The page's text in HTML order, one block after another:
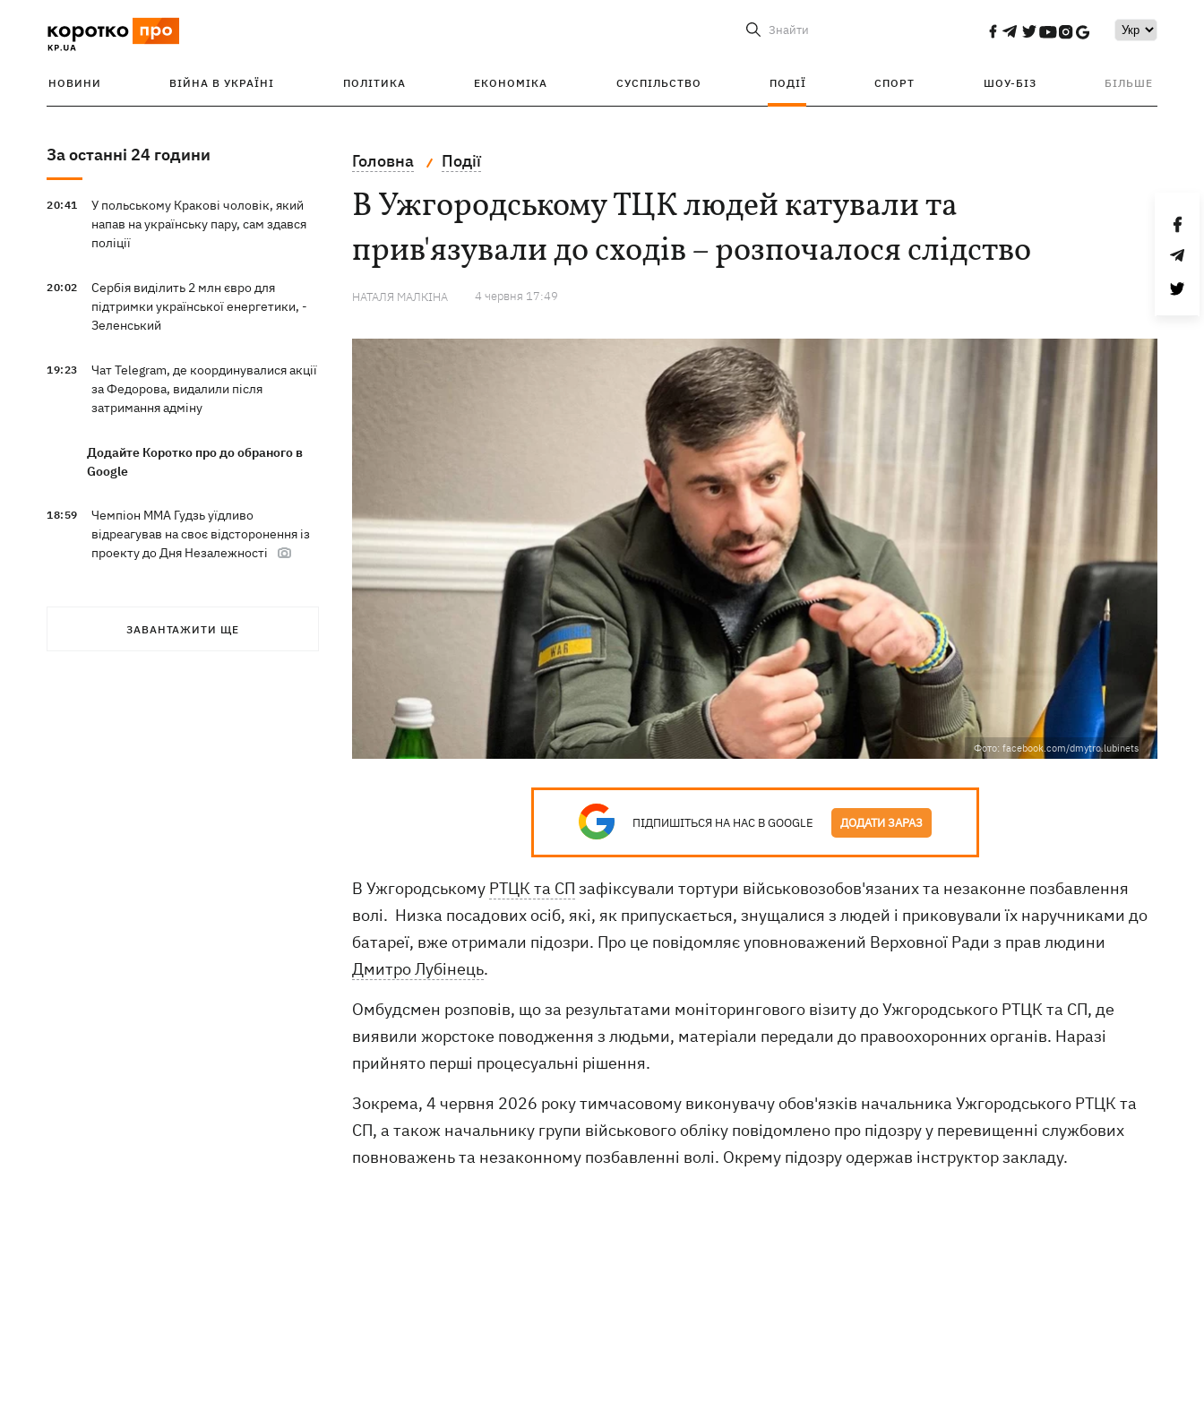
Знайти
НОВИНИ ВІЙНА В УКРАЇНІ ПОЛІТИКА ЕКОНОМІКА СУСПІЛЬСТВО ПОДІЇ СПОРТ ШОУ-БІЗ БІЛЬШЕ
За останні 24 години
20:41
У польському Кракові чоловік, який
напав на українську пару, сам здався
поліції
20:02
Сербія виділить 2 млн євро для
підтримки української енергетики, -
Зеленський
19:23
Чат Telegram, де координувалися акції
за Федорова, видалили після
затримання адміну
Додайте Коротко про до обраного в
Google
18:59
Чемпіон ММА Гудзь уїдливо
відреагував на своє відсторонення із
проекту до Дня Незалежності
приводу її кіберможливостей
ЗАВАНТАЖИТИ ЩЕ
Головна Події
В Ужгородському ТЦК людей катували та
прив'язували до сходів – розпочалося слідство
НАТАЛЯ МАЛКІНА 4 червня 17:49
Фото: facebook.com/dmytro.lubinets
ПІДПИШІТЬСЯ НА НАС В GOOGLE ДОДАТИ ЗАРАЗ
В Ужгородському РТЦК та СП зафіксували тортури військовозобов'язаних та незаконне позбавлення
волі. Низка посадових осіб, які, як припускається, знущалися з людей і приковували їх наручниками до
батареї, вже отримали підозри. Про це повідомляє уповноважений Верховної Ради з прав людини
Дмитро Лубінець.
Омбудсмен розповів, що за результатами моніторингового візиту до Ужгородського РТЦК та СП, де
виявили жорстоке поводження з людьми, матеріали передали до правоохоронних органів. Наразі
прийнято перші процесуальні рішення.
Зокрема, 4 червня 2026 року тимчасовому виконувачу обов'язків начальника Ужгородського РТЦК та
СП, а також начальнику групи військового обліку повідомлено про підозру у перевищенні службових
повноважень та незаконному позбавленні волі. Окрему підозру одержав інструктор закладу.